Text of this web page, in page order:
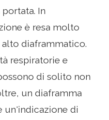
In
è resa molto
diaframmatico.
respiratorie e
di solito non
un diaframma
un'indicazione di